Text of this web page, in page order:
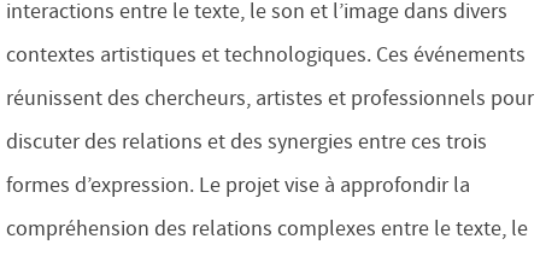
interactions entre le texte, le son et l’image dans divers
contextes artistiques et technologiques. Ces événements
réunissent des chercheurs, artistes et professionnels pour
discuter des relations et des synergies entre ces trois
formes d’expression.​ Le projet vise à approfondir la
compréhension des relations complexes entre le texte, le